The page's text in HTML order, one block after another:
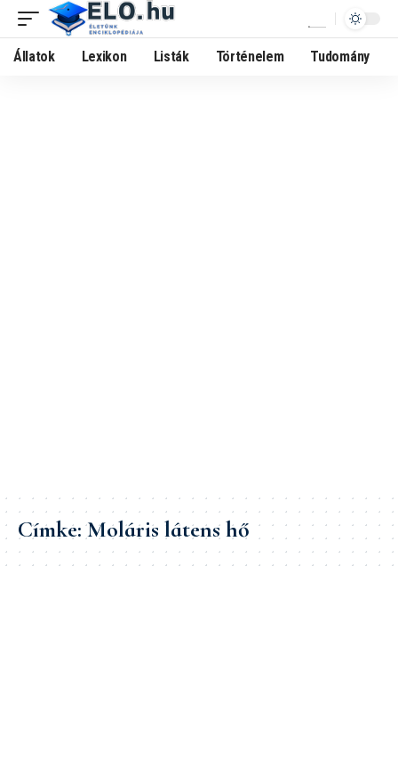
Állatok Lexikon Listák Történelem Tudomány
Címke:Moláris látens hő